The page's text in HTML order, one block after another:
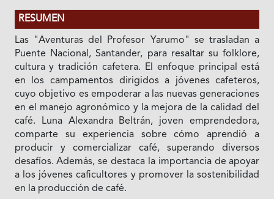
RESUMEN
Las "Aventuras del Profesor Yarumo" se trasladan a
Puente Nacional, Santander, para resaltar su folklore,
cultura y tradición cafetera. El enfoque principal está
en los campamentos dirigidos a jóvenes cafeteros,
cuyo objetivo es empoderar a las nuevas generaciones
en el manejo agronómico y la mejora de la calidad del
café. Luna Alexandra Beltrán, joven emprendedora,
comparte su experiencia sobre cómo aprendió a
producir y comercializar café, superando diversos
desafíos. Además, se destaca la importancia de apoyar
a los jóvenes caficultores y promover la sostenibilidad
en la producción de café.